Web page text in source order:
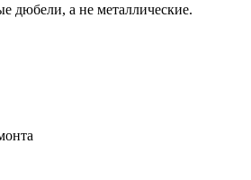
дюбели, а не металлические.